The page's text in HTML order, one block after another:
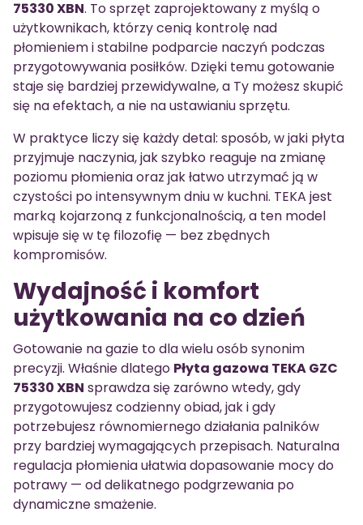
75330 XBN. To sprzęt zaprojektowany z myślą o
użytkownikach, którzy cenią kontrolę nad
płomieniem i stabilne podparcie naczyń podczas
przygotowywania posiłków. Dzięki temu gotowanie
staje się bardziej przewidywalne, a Ty możesz skupić
się na efektach, a nie na ustawianiu sprzętu.
W praktyce liczy się każdy detal: sposób, w jaki płyta
przyjmuje naczynia, jak szybko reaguje na zmianę
poziomu płomienia oraz jak łatwo utrzymać ją w
czystości po intensywnym dniu w kuchni. TEKA jest
marką kojarzoną z funkcjonalnością, a ten model
wpisuje się w tę filozofię — bez zbędnych
kompromisów.
Wydajność i komfort
użytkowania na co dzień
Gotowanie na gazie to dla wielu osób synonim
precyzji. Właśnie dlatego Płyta gazowa TEKA GZC
75330 XBN sprawdza się zarówno wtedy, gdy
przygotowujesz codzienny obiad, jak i gdy
potrzebujesz równomiernego działania palników
przy bardziej wymagających przepisach. Naturalna
regulacja płomienia ułatwia dopasowanie mocy do
potrawy — od delikatnego podgrzewania po
dynamiczne smażenie.